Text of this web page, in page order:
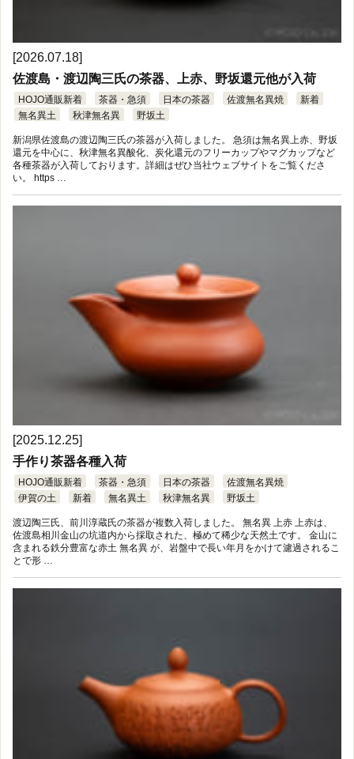
[2026.07.18]
佐渡島・渡辺陶三氏の茶器、上赤、野坂還元他が入荷
HOJO通販新着 茶器・急須 日本の茶器 佐渡無名異焼
新着
無名異土
秋津無名異 野坂土
新潟県佐渡島の渡辺陶三氏の茶器が入荷しました。 急須は無名異上赤、野坂
還元を中心に、秋津無名異酸化、炭化還元のフリーカップやマグカップなど
各種茶器が入荷しております。詳細はぜひ当社ウェブサイトをご覧くださ
い。 https …
[2025.12.25]
手作り茶器各種入荷
HOJO通販新着 茶器・急須 日本の茶器
佐渡無名異焼
伊賀の土
新着 無名異土 秋津無名異 野坂土
渡辺陶三氏、前川淳蔵氏の茶器が複数入荷しました。 無名異 上赤 上赤は、
佐渡島相川金山の坑道内から採取された、極めて稀少な天然土です。 金山に
含まれる鉄分豊富な赤土 無名異 が、岩盤中で長い年月をかけて濾過されるこ
とで形 …